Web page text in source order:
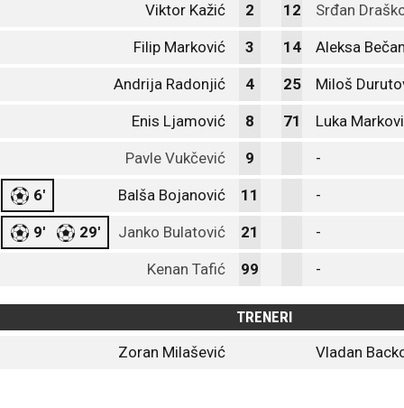
Viktor Kažić 2 12 Srđan
Filip Marković 3 14 Aleksa
Andrija Radonjić 4 25 Miloš
Enis Ljamović 8 71 Luka
Pavle Vukčević 9 -
6' Balša Bojanović 11 -
9' 29' Janko Bulatović 21 -
Kenan Tafić 99 -
TRENERI
Zoran Milašević
Vladan